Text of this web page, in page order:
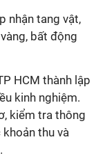
nhận tang vật,
bất động
HCM thành lập
kinh nghiệm.
kiểm tra thông
thu và